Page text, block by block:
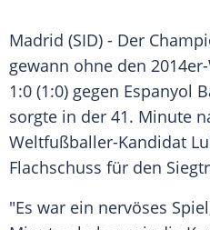
Madrid (SID) - Der
gewann ohne den
1:0 (1:0) gegen Espanyol
sorgte in der 41. Minute
Weltfußballer-Kandidat
Flachschuss für den
"Es war ein nervöses